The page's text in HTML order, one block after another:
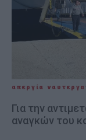
απεργία
Για την
αναγκών του